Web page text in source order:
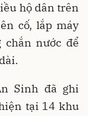
hộ dân trên
cố, lắp máy
nước để
Sinh đã ghi
tại 14 khu